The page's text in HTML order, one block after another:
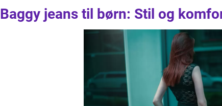
Baggy jeans til børn: Stil og